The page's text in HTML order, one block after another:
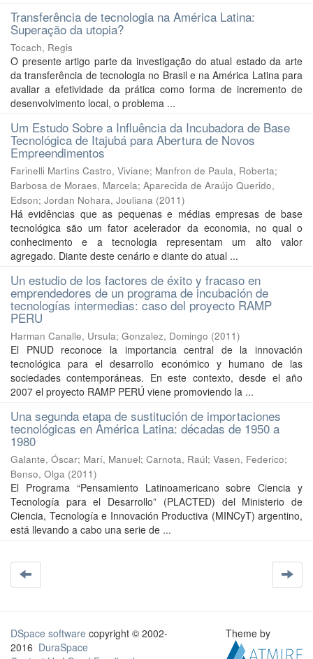
Transferência de tecnologia na América Latina:
Superação da utopia?
Tocach, Regis
O presente artigo parte da investigação do atual estado da arte
da transferência de tecnologia no Brasil e na América Latina para
avaliar a efetividade da prática como forma de incremento de
desenvolvimento local, o problema ...
Um Estudo Sobre a Influência da Incubadora de Base
Tecnológica de Itajubá para Abertura de Novos
Empreendimentos
Farinelli Martins Castro, Viviane; Manfron de Paula, Roberta;
Barbosa de Moraes, Marcela; Aparecida de Araújo Querido,
Edson; Jordan Nohara, Jouliana (2011)
Há evidências que as pequenas e médias empresas de base
tecnológica são um fator acelerador da economia, no qual o
conhecimento e a tecnologia representam um alto valor
agregado. Diante deste cenário e diante do atual ...
Un estudio de los factores de éxito y fracaso en
emprendedores de un programa de incubación de
tecnologías intermedias: caso del proyecto RAMP
PERU
Harman Canalle, Ursula; Gonzalez, Domingo (2011)
El PNUD reconoce la importancia central de la innovación
tecnológica para el desarrollo económico y humano de las
sociedades contemporáneas. En este contexto, desde el año
2007 el proyecto RAMP PERÚ viene promoviendo la ...
Una segunda etapa de sustitución de importaciones
tecnológicas en América Latina: décadas de 1950 a
1980
Galante, Óscar; Marí, Manuel; Carnota, Raúl; Vasen, Federico;
Benso, Olga (2011)
El Programa “Pensamiento Latinoamericano sobre Ciencia y
Tecnología para el Desarrollo” (PLACTED) del Ministerio de
Ciencia, Tecnología e Innovación Productiva (MINCyT) argentino,
está llevando a cabo una serie de ...
DSpace software copyright © 2002-
2016 DuraSpace
Theme by